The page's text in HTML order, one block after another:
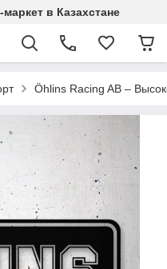
в Казахстане
Öhlins Racing AB –